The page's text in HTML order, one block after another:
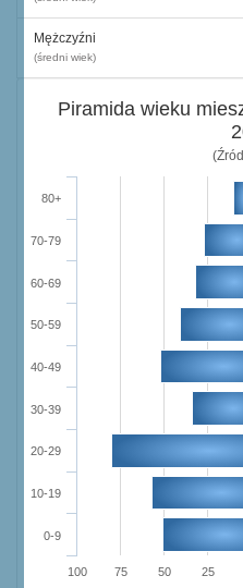
Mężczyźni
(średni wiek)
Piramida wieku
0-9
10-19
20-29
30-39
40-49
50-59
60-69
70-79
80+
100 75 50 25